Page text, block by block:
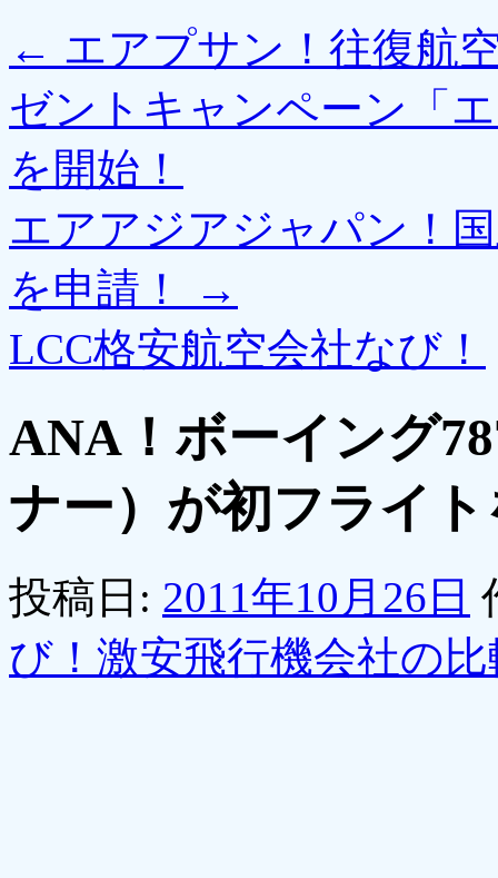
← エアプサン！往復航
ゼントキャンペーン「
を開始！
エアアジアジャパン！
を申請！
→
LCC格安航空会社なび！
ANA！ボーイング
ナー）が初フライ
投稿日: 2011年10月26日
び！激安飛行機会社の